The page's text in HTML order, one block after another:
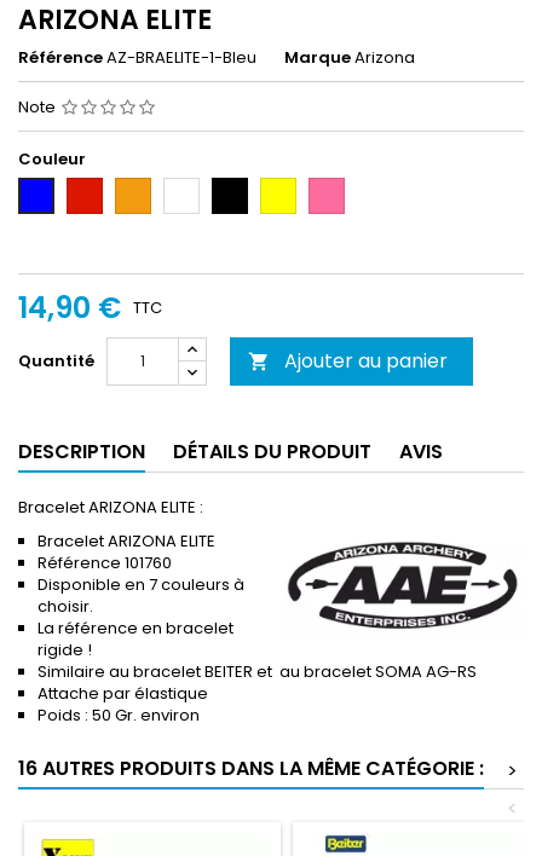
ARIZONA ELITE
RéférenceAZ-BRAELITE-1-Bleu MarqueArizona
Note
Couleur
14,90 € TTC
Quantité  Ajouter au panier
DESCRIPTION DÉTAILS DU PRODUIT AVIS
Bracelet ARIZONA ELITE :
Bracelet ARIZONA ELITE
Référence 101760
Disponible en 7 couleurs à
choisir.
La référence en bracelet
rigide !
Similaire au bracelet BEITER et au bracelet SOMA AG-RS
Attache par élastique
Poids : 50 Gr. environ
16 AUTRES PRODUITS DANS LA MÊME CATÉGORIE :
>
<